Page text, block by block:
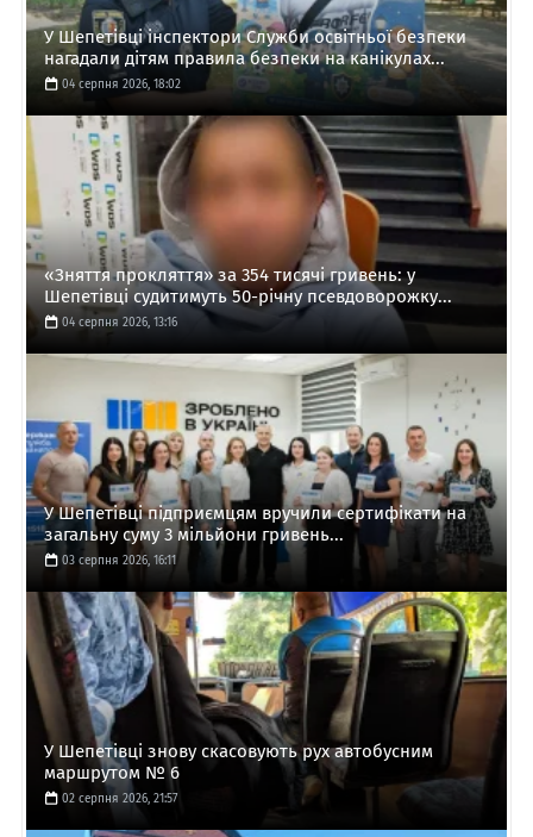
У Шепетівці інспектори Служби освітньої безпеки
нагадали дітям правила безпеки на канікулах...
04 серпня 2026, 18:02
«Зняття прокляття» за 354 тисячі гривень: у
Шепетівці судитимуть 50-річну псевдоворожку...
04 серпня 2026, 13:16
У Шепетівці підприємцям вручили сертифікати на
загальну суму 3 мільйони гривень...
03 серпня 2026, 16:11
У Шепетівці знову скасовують рух автобусним
маршрутом № 6
02 серпня 2026, 21:57